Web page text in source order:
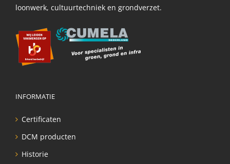
loonwerk, cultuurtechniek en grondverzet.
INFORMATIE
Certificaten
DCM producten
Historie